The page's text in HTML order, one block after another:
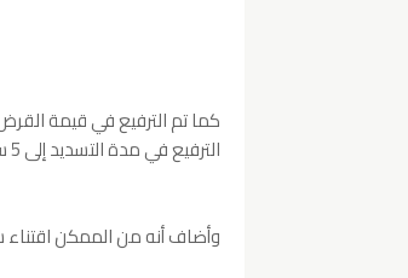
الترفيع في مدة التسديد إلى 5 سنوات، حسب محدّث وكالة تونس افريقيا للأنباء.
وأضاف أنه من الممكن